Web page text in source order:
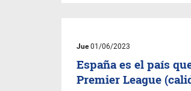
Jue01/06/2023
España es el país
Premier League